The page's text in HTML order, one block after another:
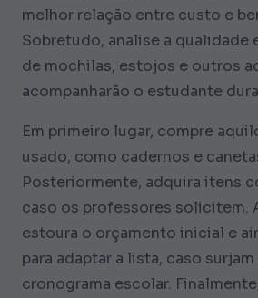
melhor relação entre custo e
Sobretudo, analise a qualidade
de mochilas, estojos e outros
acompanharão o estudante
Em primeiro lugar, compre
usado, como cadernos e
Posteriormente, adquira itens
caso os professores solicitem.
estoura o orçamento inicial e
para adaptar a lista, caso
cronograma escolar.